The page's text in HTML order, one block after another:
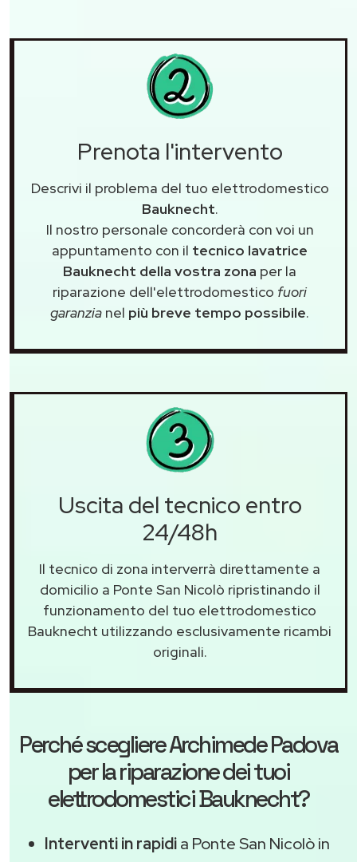
Prenota l'intervento
Descrivi il problema del tuo elettrodomestico
Bauknecht.
Il nostro personale concorderà con voi un
appuntamento con il tecnico lavatrice
Bauknecht della vostra zona per la
riparazione dell'elettrodomestico fuori
garanzia nel più breve tempo possibile.
Uscita del tecnico entro
24/48h
Il tecnico di zona interverrà direttamente a
domicilio a Ponte San Nicolò ripristinando il
funzionamento del tuo elettrodomestico
Bauknecht utilizzando esclusivamente ricambi
originali.
Perché scegliereArchimede Padova
per la riparazione dei tuoi
elettrodomestici Bauknecht?
Interventi in rapidia Ponte San Nicolò in